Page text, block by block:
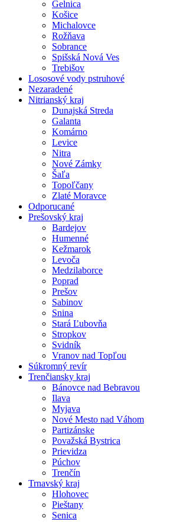
Gelnica
Košice
Michalovce
Rožňava
Sobrance
Spišská Nová Ves
Trebišov
Lososové vody pstruhové
Nezaradené
Nitrianský kraj
Dunajská Streda
Galanta
Komárno
Levice
Nitra
Nové Zámky
Šaľa
Topoľčany
Zlaté Moravce
Odporucané
Prešovský kraj
Bardejov
Humenné
Kežmarok
Levoča
Medzilaborce
Poprad
Prešov
Sabinov
Snina
Stará Ľubovňa
Stropkov
Svidník
Vranov nad Topľou
Súkromný revír
Trenčiansky kraj
Bánovce nad Bebravou
Ilava
Myjava
Nové Mesto nad Váhom
Partizánske
Považská Bystrica
Prievidza
Púchov
Trenčín
Trnavský kraj
Hlohovec
Pieštany
Senica